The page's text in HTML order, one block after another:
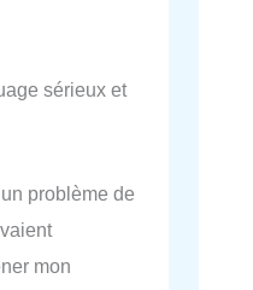
sérieux et
problème de
mon